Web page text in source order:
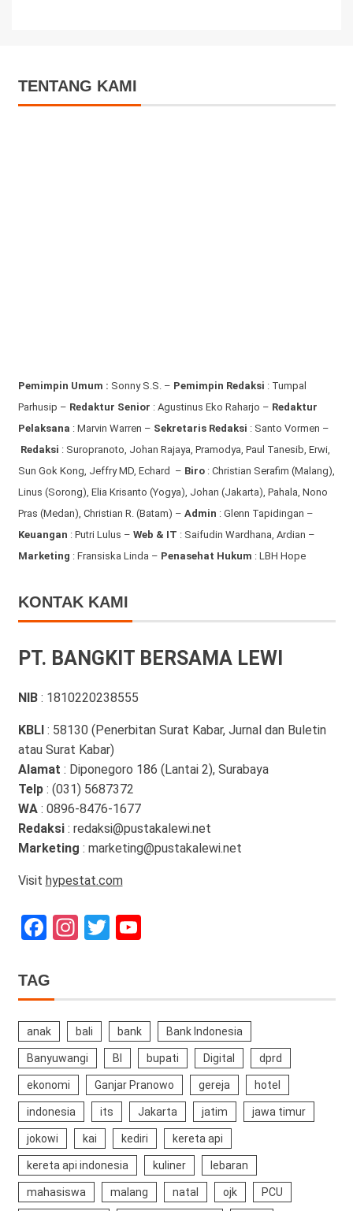
TENTANG KAMI
Pemimpin Umum : Sonny S.S. – Pemimpin Redaksi : Tumpal
Parhusip – Redaktur Senior : Agustinus Eko Raharjo – Redaktur
Pelaksana : Marvin Warren – Sekretaris Redaksi : Santo Vormen –
Redaksi : Suropranoto, Johan Rajaya, Pramodya, Paul Tanesib, Erwi,
Sun Gok Kong, Jeffry MD, Echard – Biro: Christian Serafim (Malang),
Linus (Sorong), Elia Krisanto (Yogya), Johan (Jakarta), Pahala, Nono
Pras (Medan), Christian R. (Batam) – Admin : Glenn Tapidingan –
Keuangan : Putri Lulus – Web & IT : Saifudin Wardhana, Ardian –
Marketing : Fransiska Linda – Penasehat Hukum : LBH Hope
KONTAK KAMI
PT. BANGKIT BERSAMA LEWI
NIB : 1810220238555
KBLI : 58130 (Penerbitan Surat Kabar, Jurnal dan Buletin
atau Surat Kabar)
Alamat : Diponegoro 186 (Lantai 2), Surabaya
Telp: (031) 5687372
WA: 0896-8476-1677
Redaksi: redaksi@pustakalewi.net
Marketing : marketing@pustakalewi.net
Visit hypestat.com
Facebook
Instagram
TwitterYouTube
TAG
anak bali bank Bank Indonesia
Banyuwangi BI bupati Digital dprd
ekonomi Ganjar Pranowo gereja hotel
indonesia its Jakarta jatim jawa timur
jokowi kai kediri kereta api
kereta api indonesia kuliner lebaran
mahasiswa malang natal ojk PCU